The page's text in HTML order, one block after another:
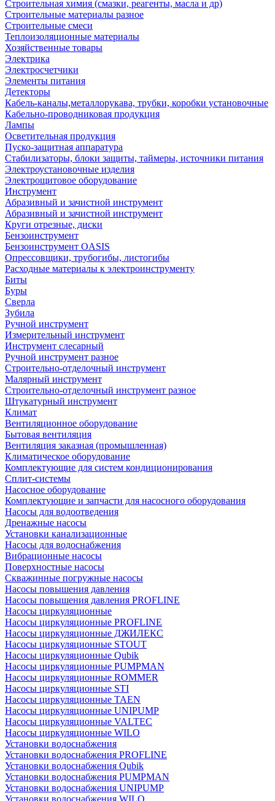
Строительная химия (смазки, реагенты, масла и др)
Строительные материалы разное
Строительные смеси
Теплоизоляционные материалы
Хозяйственные товары
Электрика
Электросчетчики
Элементы питания
Детекторы
Кабель-каналы,металлорукава, трубки, коробки установочные
Кабельно-проводниковая продукция
Лампы
Осветительная продукция
Пуско-защитная аппаратура
Стабилизаторы, блоки защиты, таймеры, источники питания
Электроустановочные изделия
Электрощитовое оборудование
Инструмент
Абразивный и зачистной инструмент
Абразивный и зачистной инструмент
Круги отрезные, диски
Бензоинструмент
Бензоинструмент OASIS
Опрессовщики, трубогибы, листогибы
Расходные материалы к электроинструменту
Биты
Буры
Сверла
Зубила
Ручной инструмент
Измерительный инструмент
Инструмент слесарный
Ручной инструмент разное
Строительно-отделочный инструмент
Малярный инструмент
Строительно-отделочный инструмент разное
Штукатурный инструмент
Климат
Вентиляционное оборудование
Бытовая вентиляция
Вентиляция заказная (промышленная)
Климатическое оборудование
Комплектующие для систем кондиционирования
Сплит-системы
Насосное оборудование
Комплектующие и запчасти для насосного оборудования
Насосы для водоотведения
Дренажные насосы
Установки канализационные
Насосы для водоснабжения
Вибрационные насосы
Поверхностные насосы
Скважинные погружные насосы
Насосы повышения давления
Насосы повышения давления PROFLINE
Насосы циркуляционные
Насосы циркуляционные PROFLINE
Насосы циркуляционные ДЖИЛЕКС
Насосы циркуляционные STOUT
Насосы циркуляционные Qubik
Насосы циркуляционные PUMPMAN
Насосы циркуляционные ROMMER
Насосы циркуляционные STI
Насосы циркуляционные TAEN
Насосы циркуляционные UNIPUMP
Насосы циркуляционные VALTEC
Насосы циркуляционные WILO
Установки водоснабжения
Установки водоснабжения PROFLINE
Установки водоснабжения Qubik
Установки водоснабжения PUMPMAN
Установки водоснабжения UNIPUMP
Установки водоснабжения WILO